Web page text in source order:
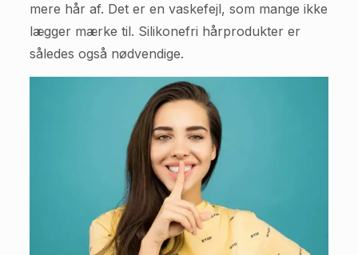
mere hår af. Det er en vaskefejl, som mange ikke
lægger mærke til. Silikonefri hårprodukter er
således også nødvendige.